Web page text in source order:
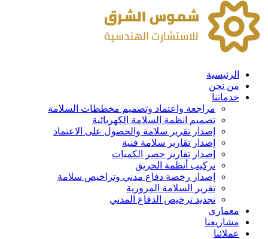
الرئيسية
من نحن
خدماتنا
مراجعة واعتماد وتصميم مخططات السلامة
تصميم انظمة السلامة الكهربائية
إصدار تقرير سلامة والحصول على الاعتماد
إصدار تقارير سلامة فنية
إصدار تقارير حصر الكميات
تركيب أنظمة الحريق
إصدار رخصة دفاع مدني وتراخيص سلامة
تقرير السلامة المرورية
تجديد ترخيص الدفاع المدني
معماري
مشاريعنا
عملائنا